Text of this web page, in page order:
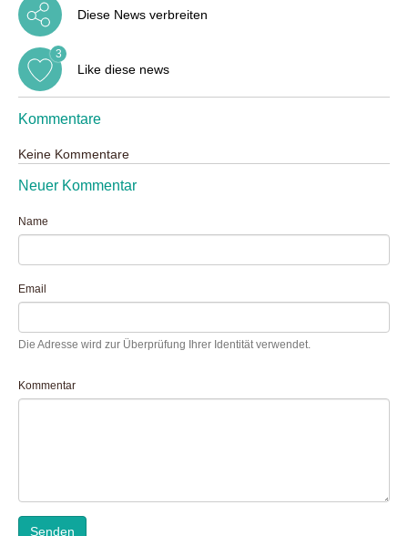
Diese News verbreiten
Like diese news
3
Kommentare
Keine Kommentare
Neuer Kommentar
Name
Email
Die Adresse wird zur Überprüfung Ihrer Identität verwendet.
Kommentar
Senden